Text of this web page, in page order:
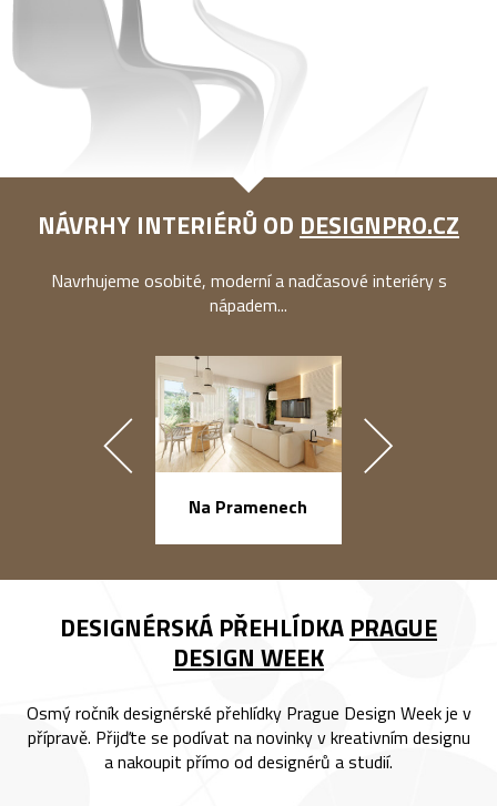
NÁVRHY INTERIÉRŮ OD DESIGNPRO.CZ
Navrhujeme osobité, moderní a nadčasové interiéry s
nápadem...
Na Pramenech
DESIGNÉRSKÁ PŘEHLÍDKA PRAGUE
DESIGN WEEK
Osmý ročník designérské přehlídky Prague Design Week je v
přípravě. Přijďte se podívat na novinky v kreativním designu
a nakoupit přímo od designérů a studií.